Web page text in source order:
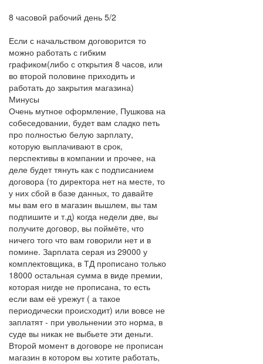
8 часовой рабочий день 5/2
Если с начальством договорится то
можно работать с гибким
графиком(либо с открытия 8 часов, или
во второй половине приходить и
работать до закрытия магазина)
Минусы
Очень мутное оформление, Пушкова на
собеседовании, будет вам сладко петь
про полностью белую зарплату,
которую выплачивают в срок,
перспективы в компании и прочее, на
деле будет тянуть как с подписанием
договора (то директора нет на месте, то
у них сбой в базе данных, то давайте
мы вам его в магазин вышлем, вы там
подпишите и т.д) когда недели две, вы
получите договор, вы поймёте, что
ничего того что вам говорили нет и в
помине. Зарплата серая из 29000 у
комплектовщика, в ТД прописано только
18000 остальная сумма в виде премии,
которая нигде не прописана, то есть
если вам её урежут ( а такое
периодически происходит) или вовсе не
заплатят - при увольнении это норма, в
суде вы никак не выбьете эти деньги.
Второй момент в договоре не прописан
магазин в котором вы хотите работать,